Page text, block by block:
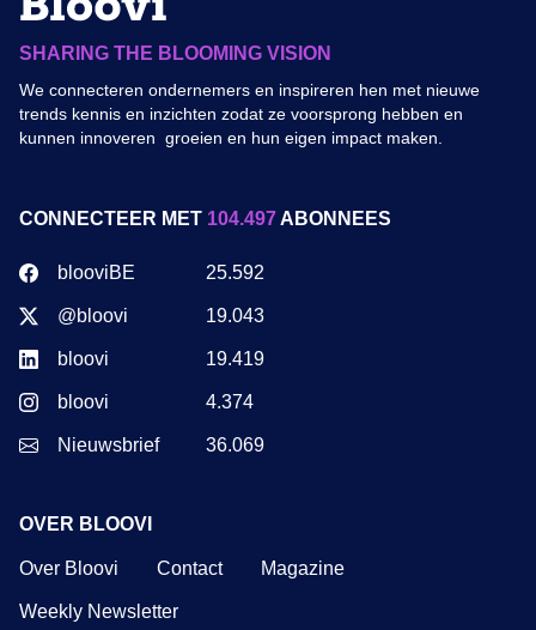
SHARING THE BLOOMING VISION
We connecteren ondernemers en inspireren hen met nieuwe
trends kennis en inzichten zodat ze voorsprong hebben en
kunnen innoveren groeien en hun eigen impact maken.
CONNECTEER MET 104.497ABONNEES
blooviBE 25.592
@bloovi 19.043
bloovi 19.419
bloovi 4.374
Nieuwsbrief 36.069
OVER BLOOVI
Over Bloovi Contact Magazine
Weekly Newsletter